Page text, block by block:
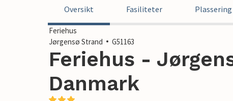
Oversikt Fasiliteter Plassering
Feriehus
Jørgensø Strand
G51163
Feriehus -
Danmark